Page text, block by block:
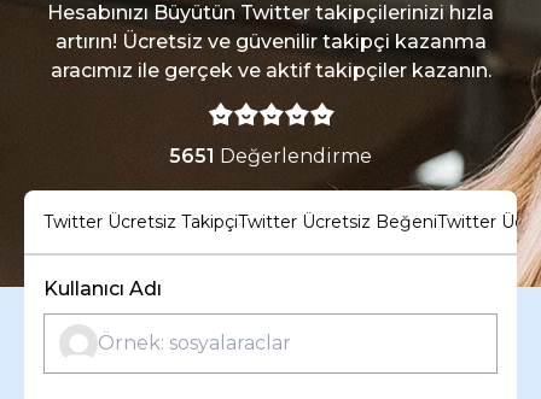
Hesabınızı Büyütün Twitter takipçilerinizi hızla
artırın! Ücretsiz ve güvenilir takipçi kazanma
aracımız ile gerçek ve aktif takipçiler kazanın.
5651 Değerlendirme
Twitter Ücretsiz TakipçiTwitter Ücretsiz BeğeniTwitter
Kullanıcı Adı